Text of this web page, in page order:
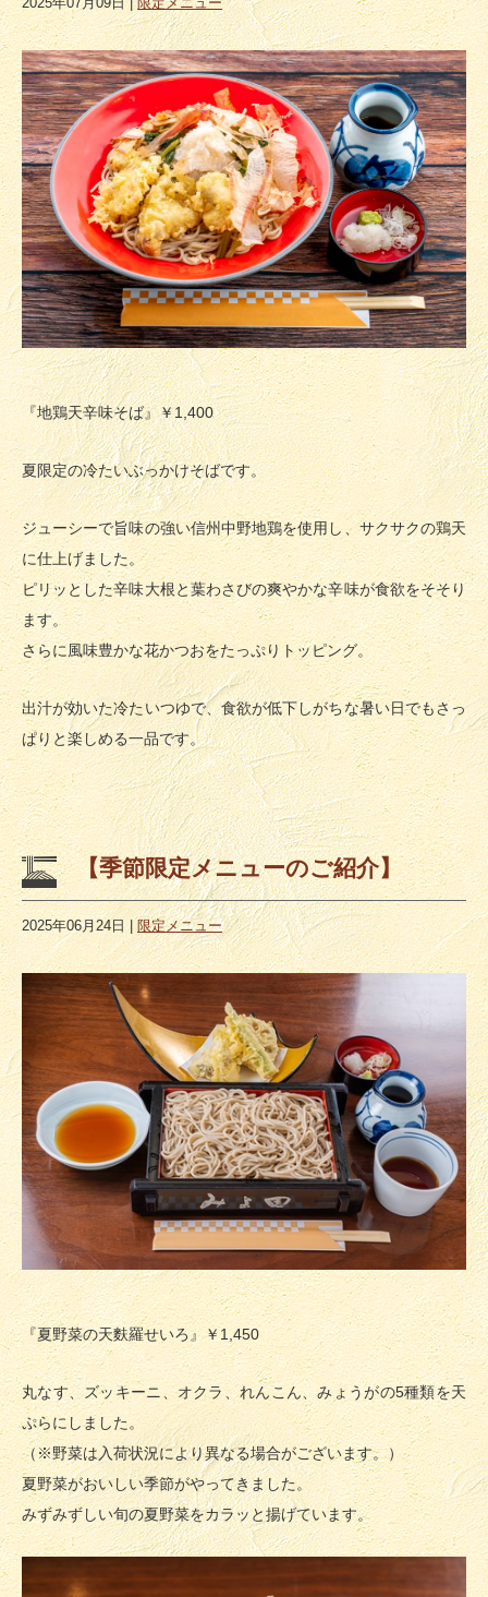
『地鶏天辛味そば』￥1,400
夏限定の冷たいぶっかけそばです。
ジューシーで旨味の強い信州中野地鶏を使用し、サクサクの鶏天
に仕上げました。
ピリッとした辛味大根と葉わさびの爽やかな辛味が食欲をそそり
ます。
さらに風味豊かな花かつおをたっぷりトッピング。
出汁が効いた冷たいつゆで、食欲が低下しがちな暑い日でもさっ
ぱりと楽しめる一品です。
【季節限定メニューのご紹介】
2025年06月24日 |限定メニュー
『夏野菜の天麩羅せいろ』￥1,450
丸なす、ズッキーニ、オクラ、れんこん、みょうがの5種類を天
ぷらにしました。
（※野菜は入荷状況により異なる場合がございます。）
夏野菜がおいしい季節がやってきました。
みずみずしい旬の夏野菜をカラッと揚げています。